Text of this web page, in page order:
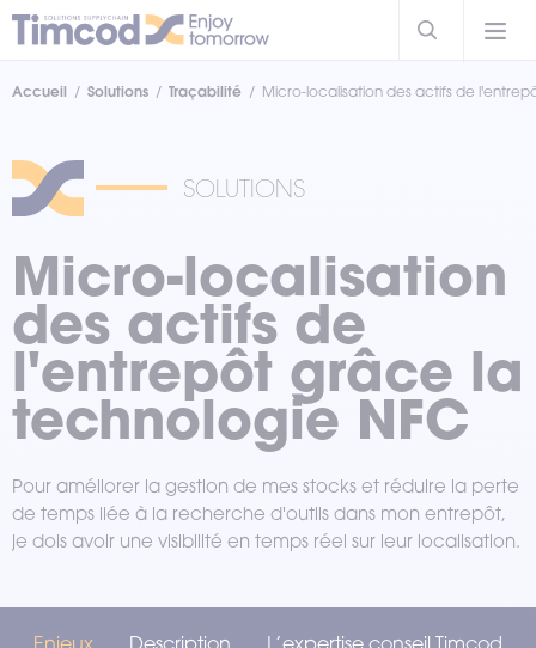
Accueil Solutions Traçabilité Micro-localisation des actifs de
SOLUTIONS
Micro-localisation
des actifs de
l'entrepôt grâce la
technologie NFC
Pour améliorer la gestion de mes stocks et réduire la perte
de temps liée à la recherche d'outils dans mon entrepôt,
je dois avoir une visibilité en temps réel sur leur localisation.